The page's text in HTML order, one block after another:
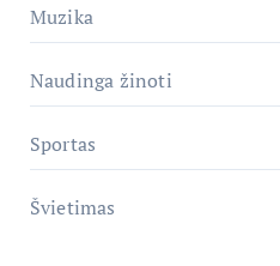
Muzika
Naudinga žinoti
Sportas
Švietimas